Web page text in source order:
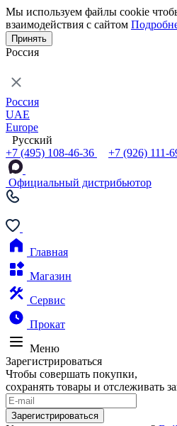
Мы используем файлы cookie
взаимодействия с сайтом
Принять
Россия
Россия
UAE
Europe
Русский
+7 (495) 108-46-36
+7 (926) 111-
Официальный дистрибьютор
Главная
Магазин
Сервис
Прокат
Меню
Зарегистрироваться
Чтобы совершать покупки,
сохранять товары и отслеживать
Зарегистрироваться